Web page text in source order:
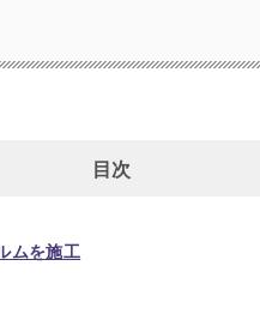
目次
ムを施工